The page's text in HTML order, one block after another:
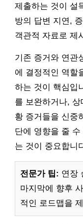
제출하는 것이 설
방의 답변 지연,
객관적 자료로 제
기존 증거와 연관
에 결정적인 역할
하는 것이 핵심입
를 보완하거나,
황 증거들을 신중
단에 영향을 줄
는 것이 중요합니
전문가 팁: 연장
마지막에 향후
적인 로드맵을